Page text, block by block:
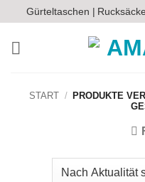
Inhalt
springen
Gürteltaschen |
START /
PRODUKTE